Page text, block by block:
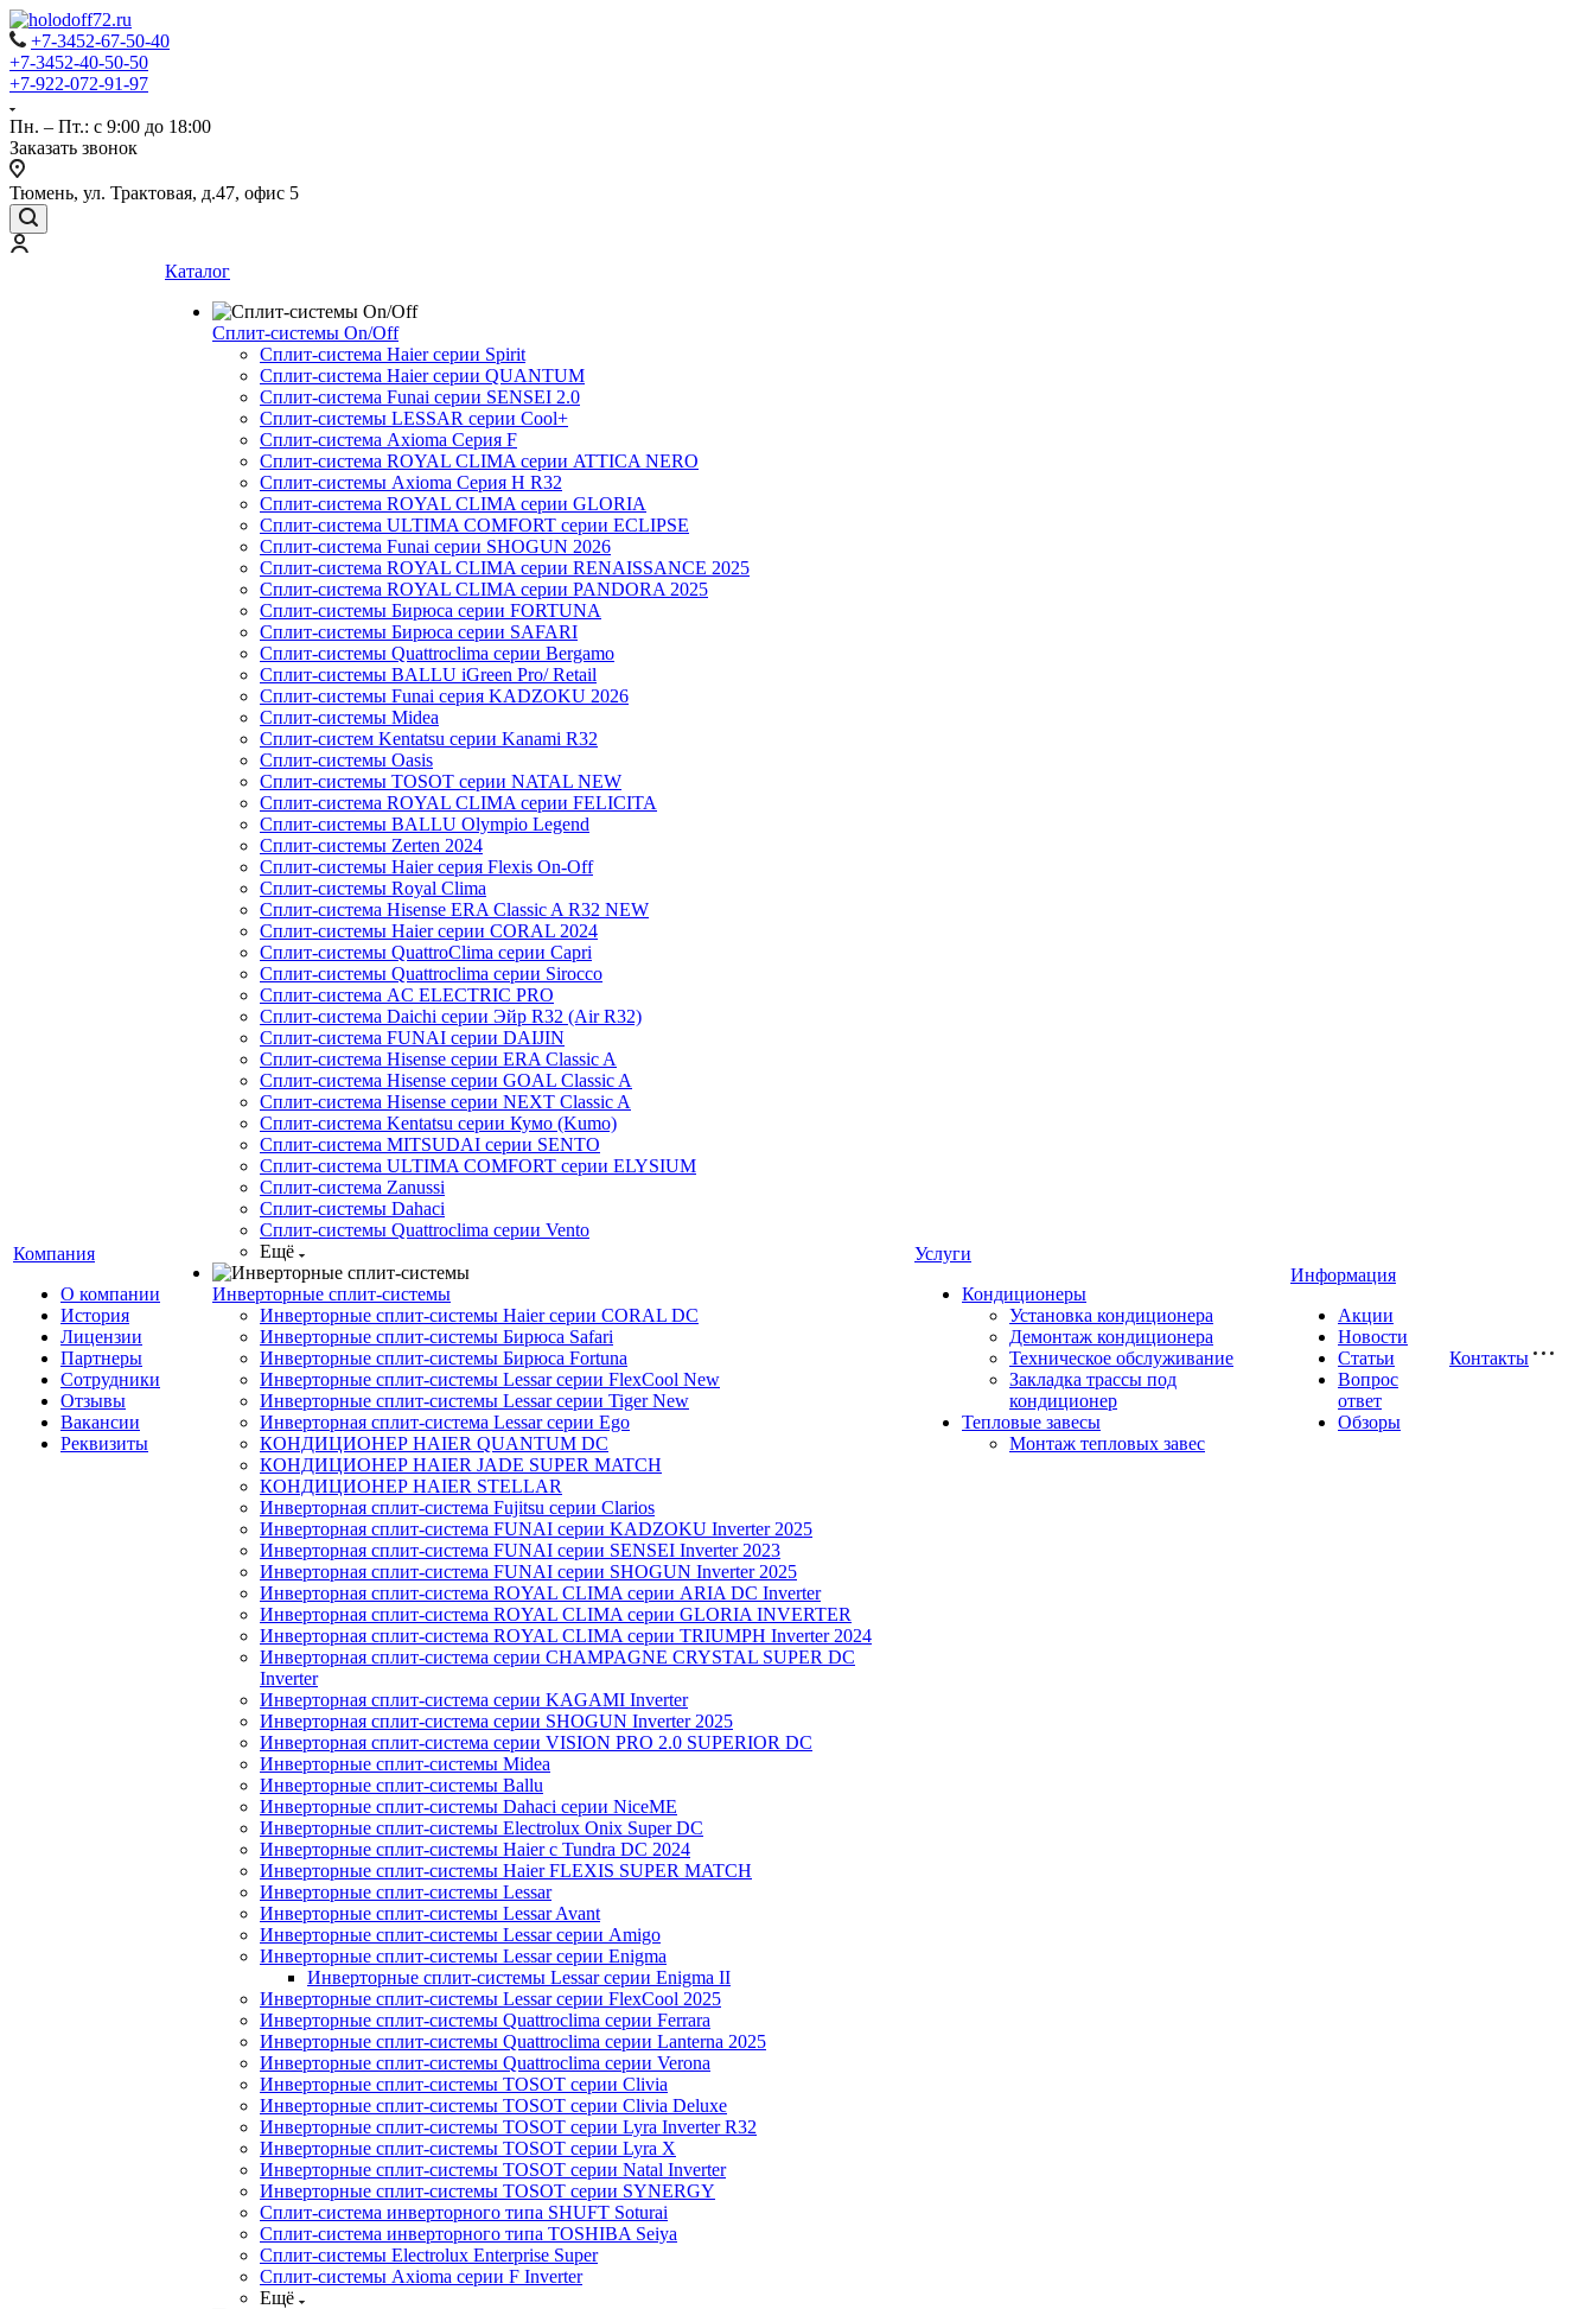
+7-3452-67-50-40
+7-3452-40-50-50
+7-922-072-91-97
Пн. – Пт.: с 9:00 до 18:00
Заказать звонок
Тюмень, ул. Трактовая, д.47, офис 5
Компания
О компании
История
Лицензии
Партнеры
Сотрудники
Отзывы
Вакансии
Реквизиты
Каталог
Сплит-системы On/Off
Сплит-система Haier серии Spirit
Сплит-система Haier серии QUANTUM
Сплит-система Funai серии SENSEI 2.0
Сплит-системы LESSAR серии Cool+
Сплит-система Axioma Серия F
Сплит-система ROYAL CLIMA серии ATTICA NERO
Сплит-системы Axioma Серия H R32
Сплит-система ROYAL CLIMA серии GLORIA
Сплит-система ULTIMA COMFORT серии ECLIPSE
Сплит-система Funai серии SHOGUN 2026
Сплит-система ROYAL CLIMA серии RENAISSANCE 2025
Сплит-система ROYAL CLIMA серии PANDORA 2025
Сплит-системы Бирюса серии FORTUNA
Сплит-системы Бирюса серии SAFARI
Сплит-системы Quattroclima серии Bergamo
Сплит-системы BALLU iGreen Pro/ Retail
Сплит-системы Funai серия KADZOKU 2026
Сплит-системы Midea
Сплит-систем Kentatsu серии Kanami R32
Сплит-системы Oasis
Сплит-системы TOSOT серии NATAL NEW
Сплит-система ROYAL CLIMA серии FELICITA
Сплит-системы BALLU Olympio Legend
Сплит-системы Zerten 2024
Сплит-системы Haier серия Flexis On-Off
Сплит-системы Royal Clima
Сплит-система Hisense ERA Classic A R32 NEW
Сплит-системы Haier cерии CORAL 2024
Сплит-системы QuattroClima серии Capri
Сплит-системы Quattroclima серии Sirocco
Сплит-система AC ELECTRIC PRO
Сплит-система Daichi серии Эйр R32 (Air R32)
Сплит-система FUNAI серии DAIJIN
Сплит-система Hisense серии ERA Classic A
Сплит-система Hisense серии GOAL Classic A
Сплит-система Hisense серии NEXT Classic A
Сплит-система Kentatsu серии Кумо (Kumo)
Сплит-система MITSUDAI серии SENTO
Сплит-система ULTIMA COMFORT серии ELYSIUM
Сплит-система Zanussi
Сплит-системы Dahaci
Сплит-системы Quattroclima серии Vento
Ещё
Инверторные сплит-системы
Инверторные сплит-системы Haier серии CORAL DC
Инверторные сплит-системы Бирюса Safari
Инверторные сплит-системы Бирюса Fortuna
Инверторные сплит-системы Lessar серии FlexCool New
Инверторные сплит-системы Lessar серии Tiger New
Инверторная сплит-система Lessar серии Ego
КОНДИЦИОНЕР HAIER QUANTUM DC
КОНДИЦИОНЕР HAIER JADE SUPER MATCH
КОНДИЦИОНЕР HAIER STELLAR
Инверторная сплит-система Fujitsu серии Clarios
Инверторная сплит-система FUNAI серии KADZOKU Inverter 2025
Инверторная сплит-система FUNAI серии SENSEI Inverter 2023
Инверторная сплит-система FUNAI серии SHOGUN Inverter 2025
Инверторная сплит-система ROYAL CLIMA серии ARIA DC Inverter
Инверторная сплит-система ROYAL CLIMA серии GLORIA INVERTER
Инверторная сплит-система ROYAL CLIMA серии TRIUMPH Inverter 2024
Инверторная сплит-система серии CHAMPAGNE CRYSTAL SUPER DC
Inverter
Инверторная сплит-система серии KAGAMI Inverter
Инверторная сплит-система серии SHOGUN Inverter 2025
Инверторная сплит-система серии VISION PRO 2.0 SUPERIOR DC
Инверторные сплит-системы Midea
Инверторные сплит-системы Ballu
Инверторные сплит-системы Dahaci серии NiceME
Инверторные сплит-системы Electrolux Onix Super DC
Инверторные сплит-системы Haier c Tundra DC 2024
Инверторные сплит-системы Haier FLEXIS SUPER MATCH
Инверторные сплит-системы Lessar
Инверторные сплит-системы Lessar Avant
Инверторные сплит-системы Lessar серии Amigo
Инверторные сплит-системы Lessar серии Enigma
Инверторные сплит-системы Lessar серии Enigma II
Инверторные сплит-системы Lessar серии FlexCool 2025
Инверторные сплит-системы Quattroclima серии Ferrara
Инверторные сплит-системы Quattroclima серии Lanterna 2025
Инверторные сплит-системы Quattroclima серии Verona
Инверторные сплит-системы TOSOT серии Clivia
Инверторные сплит-системы TOSOT серии Clivia Deluxe
Инверторные сплит-системы TOSOT серии Lyra Inverter R32
Инверторные сплит-системы TOSOT серии Lyra X
Инверторные сплит-системы TOSOT серии Natal Inverter
Инверторные сплит-системы TOSOT серии SYNERGY
Сплит-система инверторного типа SHUFT Soturai
Сплит-система инверторного типа TOSHIBA Seiya
Сплит-системы Electrolux Enterprise Super
Сплит-системы Axioma серии F Inverter
Ещё
Услуги
Кондиционеры
Установка кондиционера
Демонтаж кондиционера
Техническое обслуживание
Закладка трассы под
кондиционер
Тепловые завесы
Монтаж тепловых завес
Информация
Акции
Новости
Статьи
Вопрос
ответ
Обзоры
Контакты